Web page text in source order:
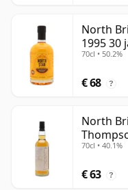
North
1995 30
70cl • 50.2%
€ 68 ?
North
Exchange
70cl • 40.1%
€ 63 ?